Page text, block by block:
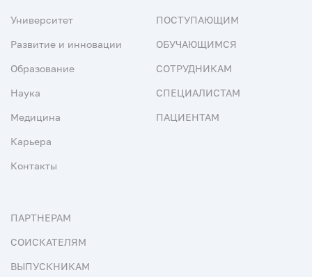
Университет
Развитие и инновации
Образование
Наука
Медицина
Карьера
Контакты
ПОСТУПАЮЩИМ
ОБУЧАЮЩИМСЯ
СОТРУДНИКАМ
СПЕЦИАЛИСТАМ
ПАЦИЕНТАМ
ПАРТНЕРАМ
СОИСКАТЕЛЯМ
ВЫПУСКНИКАМ